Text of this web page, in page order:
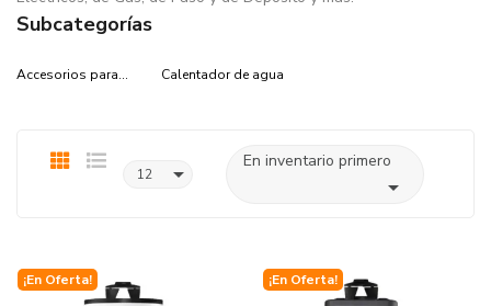
Subcategorías
Accesorios para... Calentador de agua
12 
En inventario primero

¡En Oferta! ¡En Oferta!